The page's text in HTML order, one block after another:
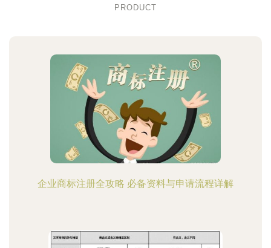
PRODUCT
企业商标注册全攻略 必备资料与申请流程详解